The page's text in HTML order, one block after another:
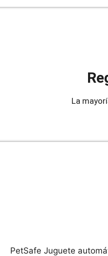
La
PetSafe Juguete